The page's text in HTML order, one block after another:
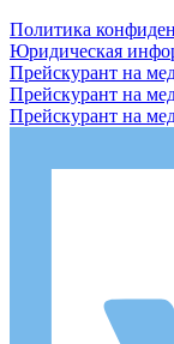
Политика
Юридическая
Прейскурант на
Прейскурант на
Прейскурант на